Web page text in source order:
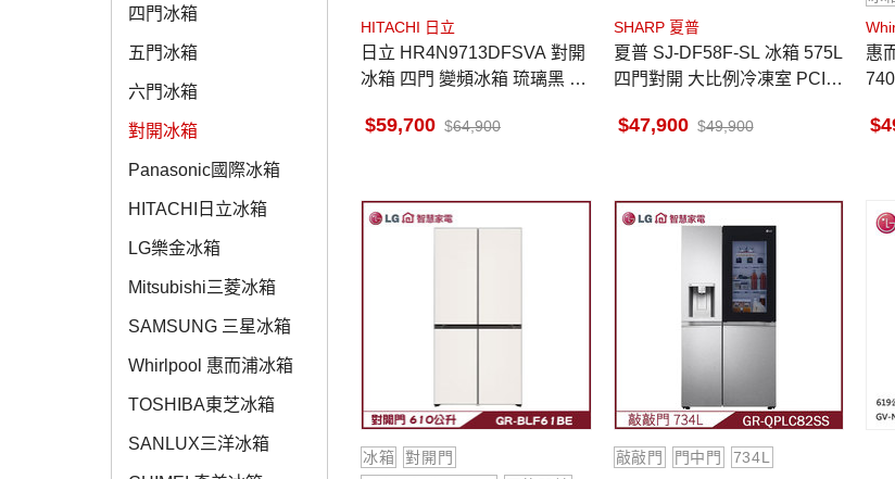
四門冰箱
五門冰箱
六門冰箱
對開冰箱
Panasonic國際冰箱
HITACHI日立冰箱
LG樂金冰箱
Mitsubishi三菱冰箱
SAMSUNG 三星冰箱
Whirlpool 惠而浦冰箱
TOSHIBA東芝冰箱
SANLUX三洋冰箱
HITACHI 日立
日立 HR4N9713DFSVA 對開
冰箱 四門 變頻冰箱 琉璃黑 魔
59,700 64,900
SHARP 夏普
夏普 SJ-DF58F-SL 冰箱 575L
四門對開 大比例冷凍室 PCI自
47,900 49,900
惠而浦
冰箱
對開門
敲敲門 門中門
734L